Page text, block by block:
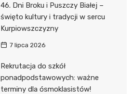
46. Dni Broku i Puszczy Białej –
święto kultury i tradycji w sercu
Kurpiowszczyzny
7 lipca 2026
Rekrutacja do szkół
ponadpodstawowych: ważne
terminy dla ósmoklasistów!